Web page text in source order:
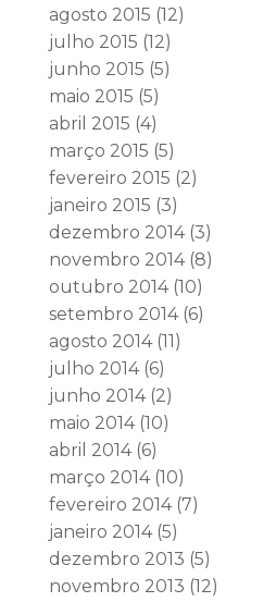
agosto 2015 (12)
julho 2015 (12)
junho 2015 (5)
maio 2015 (5)
abril 2015 (4)
março 2015 (5)
fevereiro 2015 (2)
janeiro 2015 (3)
dezembro 2014(3)
novembro 2014(8)
outubro 2014(10)
setembro 2014(6)
agosto 2014(11)
julho 2014(6)
junho 2014(2)
maio 2014(10)
abril 2014(6)
março 2014(10)
fevereiro 2014(7)
janeiro 2014(5)
dezembro 2013 (5)
novembro 2013 (12)